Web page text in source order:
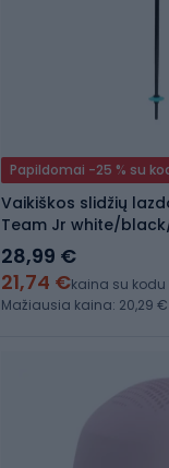
Papildomai -25 % su
Vaikiškos slidžių
Team Jr white/
28,99 €
21,74 €kaina su kodu
Mažiausia kaina: 20,29 €